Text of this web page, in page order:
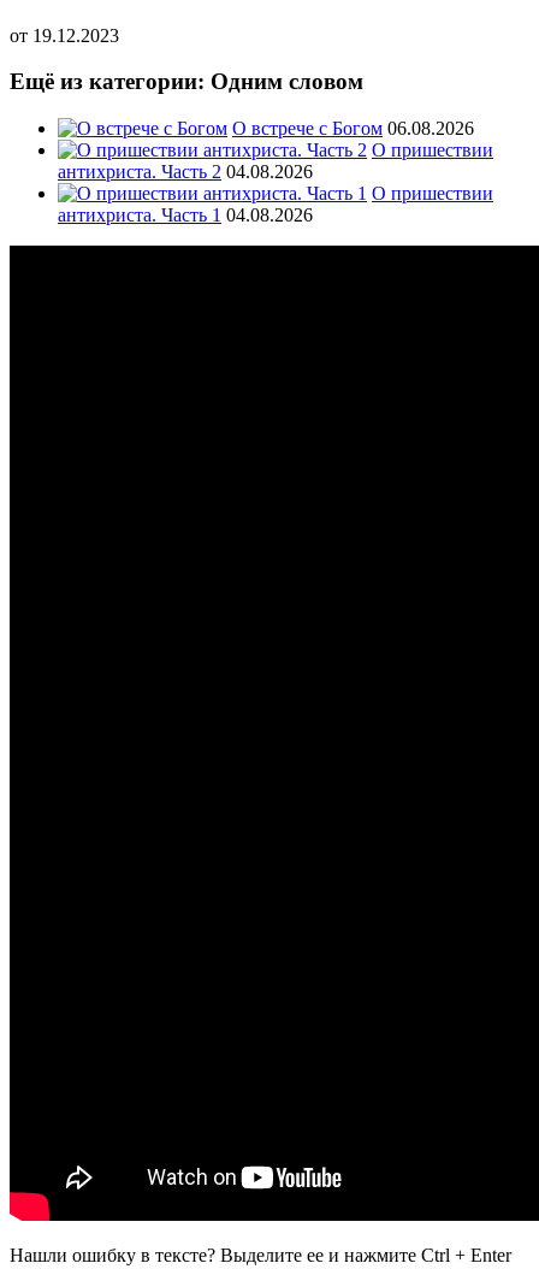
от 19.12.2023
Ещё из категории: Одним словом
О встрече с Богом 06.08.2026
О пришествии
антихриста. Часть 2 04.08.2026
О пришествии
антихриста. Часть 1 04.08.2026
Нашли ошибку в тексте? Выделите ее и нажмите Ctrl + Enter